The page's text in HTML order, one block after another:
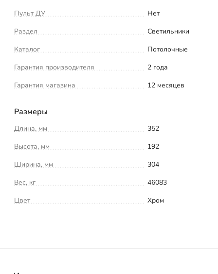
Пульт ДУ
Нет
Раздел
Светильники
Каталог
Потолочные
Гарантия производителя
2 года
Гарантия магазина
12 месяцев
Размеры
Длина, мм
352
Высота, мм
192
Ширина, мм
304
Вес, кг
46083
Цвет
Хром